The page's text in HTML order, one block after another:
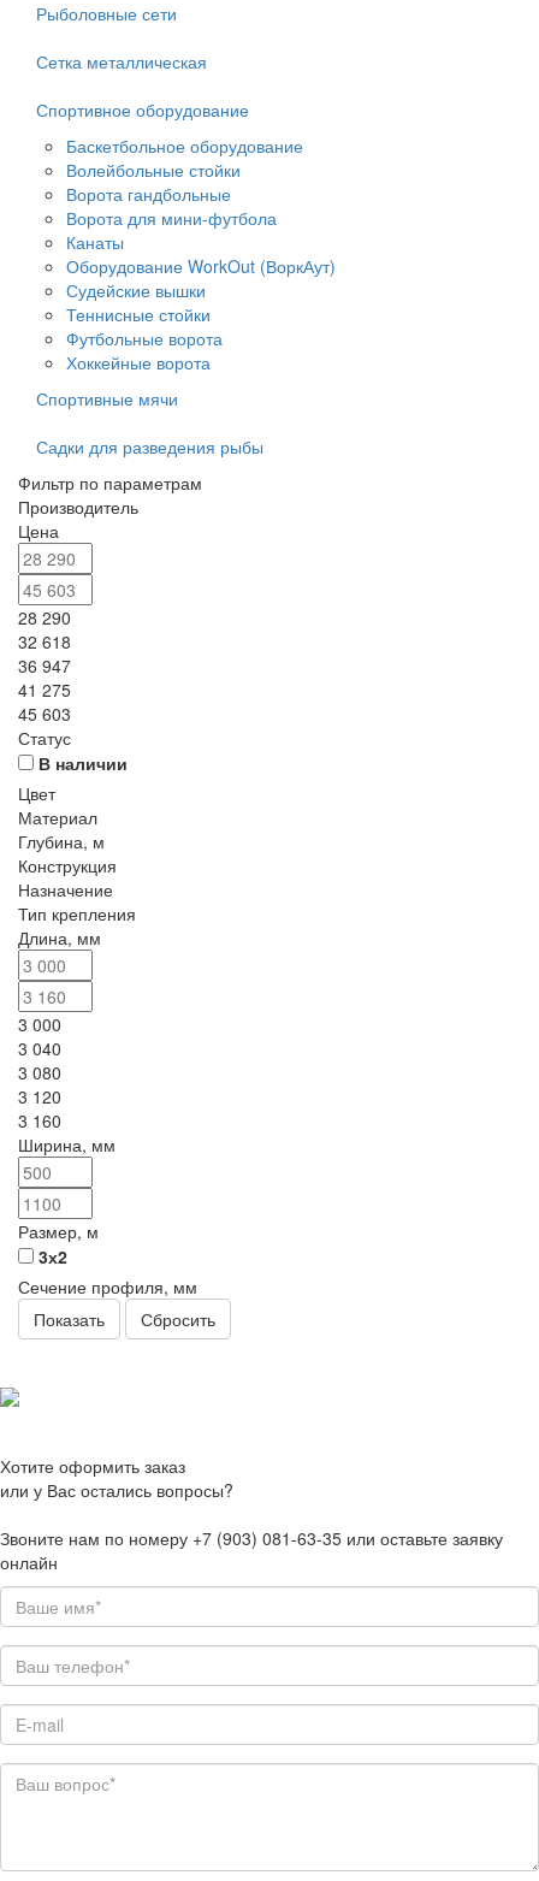
Рыболовные сети
Сетка металлическая
Спортивное оборудование
Баскетбольное оборудование
Волейбольные стойки
Ворота гандбольные
Ворота для мини-футбола
Канаты
Оборудование WorkOut (ВоркАут)
Судейские вышки
Теннисные стойки
Футбольные ворота
Хоккейные ворота
Спортивные мячи
Садки для разведения рыбы
Фильтр по параметрам
Производитель
Цена
28 290
32 618
36 947
41 275
45 603
Статус
В наличии
Цвет
Материал
Глубина, м
Конструкция
Назначение
Тип крепления
Длина, мм
3 000
3 040
3 080
3 120
3 160
Ширина, мм
Размер, м
3х2
Сечение профиля, мм
Сбросить
Хотите оформить заказ
или у Вас остались вопросы?
Звоните нам по номеру +7 (903) 081-63-35 или оставьте заявку
онлайн